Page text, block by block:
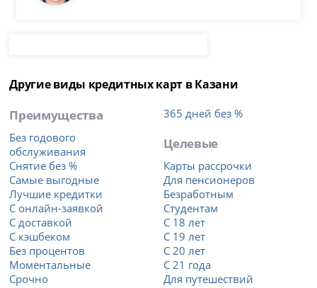
Другие виды кредитных карт в Казани
Преимущества
Без годового
обслуживания
Снятие без %
Самые выгодные
Лучшие кредитки
С онлайн-заявкой
С доставкой
С кэшбеком
Без процентов
Моментальные
Срочно
365 дней без %
Целевые
Карты рассрочки
Для пенсионеров
Безработным
Студентам
С 18 лет
С 19 лет
С 20 лет
С 21 года
Для путешествий